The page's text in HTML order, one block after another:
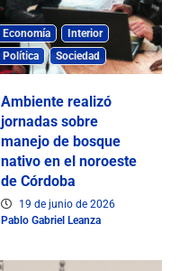
Economía
Interior
Política
Sociedad
Ambiente realizó
jornadas sobre
manejo de bosque
nativo en el noroeste
de Córdoba
19 de junio de 2026
Pablo Gabriel Leanza